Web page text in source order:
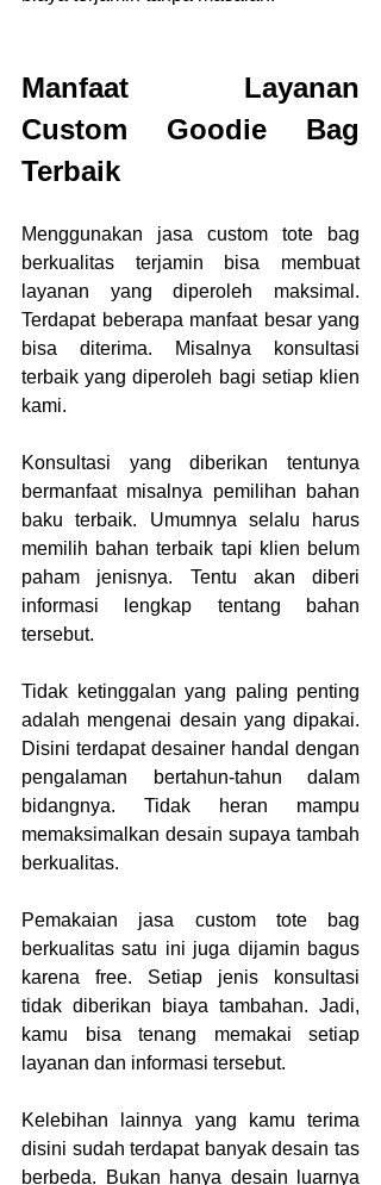
Manfaat Layanan
Custom Goodie Bag
Terbaik
Menggunakan
jasa custom tote bag
berkualitas
terjamin bisa membuat
layanan yang diperoleh maksimal.
Terdapat beberapa manfaat besar yang
bisa diterima. Misalnya konsultasi
terbaik yang diperoleh bagi setiap klien
kami.
Konsultasi yang diberikan tentunya
bermanfaat misalnya pemilihan bahan
baku terbaik. Umumnya selalu harus
memilih bahan terbaik tapi klien belum
paham jenisnya. Tentu akan diberi
informasi lengkap tentang bahan
tersebut.
Tidak ketinggalan yang paling penting
adalah mengenai desain yang dipakai.
Disini terdapat desainer handal dengan
pengalaman bertahun-tahun dalam
bidangnya. Tidak heran mampu
memaksimalkan desain supaya tambah
berkualitas.
Pemakaian
jasa custom tote bag
berkualitas satu ini juga dijamin bagus
karena free. Setiap jenis konsultasi
tidak diberikan biaya tambahan. Jadi,
kamu bisa tenang memakai setiap
layanan dan informasi tersebut.
Kelebihan lainnya yang kamu terima
disini sudah terdapat banyak desain tas
berbeda. Bukan hanya desain luarnya